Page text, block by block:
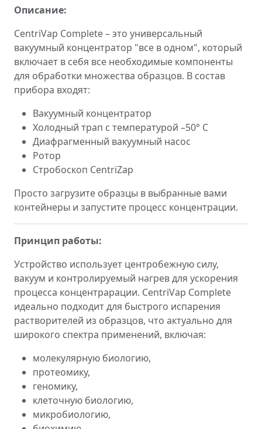
Описание:
CentriVap Complete – это универсальный
вакуумный концентратор "все в одном", который
включает в себя все необходимые компоненты
для обработки множества образцов. В состав
прибора входят:
Вакуумный концентратор
Холодный трап с температурой –50° C
Диафрагменный вакуумный насос
Ротор
Стробоскоп CentriZap
Просто загрузите образцы в выбранные вами
контейнеры и запустите процесс концентрации.
Принцип работы:
Устройство использует центробежную силу,
вакуум и контролируемый нагрев для ускорения
процесса концентрарации. CentriVap Complete
идеально подходит для быстрого испарения
растворителей из образцов, что актуально для
широкого спектра применений, включая:
молекулярную биологию,
протеомику,
геномику,
клеточную биологию,
микробиологию,